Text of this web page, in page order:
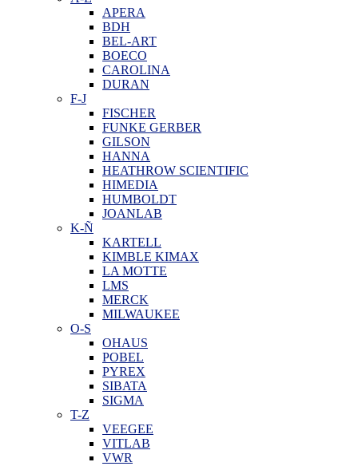
APERA
BDH
BEL-ART
BOECO
CAROLINA
DURAN
F-J
FISCHER
FUNKE GERBER
GILSON
HANNA
HEATHROW SCIENTIFIC
HIMEDIA
HUMBOLDT
JOANLAB
K-Ñ
KARTELL
KIMBLE KIMAX
LA MOTTE
LMS
MERCK
MILWAUKEE
O-S
OHAUS
POBEL
PYREX
SIBATA
SIGMA
T-Z
VEEGEE
VITLAB
VWR